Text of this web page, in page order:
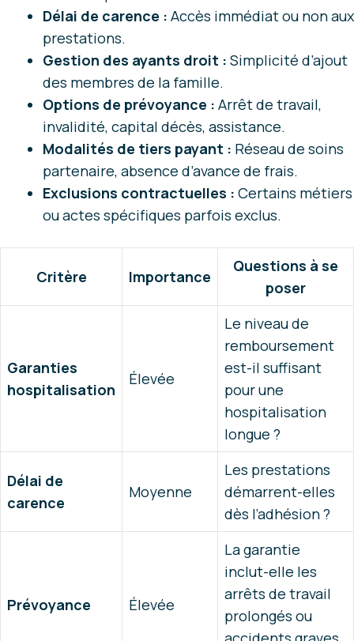
Délai de carence : Accès immédiat ou non aux
prestations.
Gestion des ayants droit : Simplicité d’ajout
des membres de la famille.
Options de prévoyance : Arrêt de travail,
invalidité, capital décès, assistance.
Modalités de tiers payant : Réseau de soins
partenaire, absence d’avance de frais.
Exclusions contractuelles : Certains métiers
ou actes spécifiques parfois exclus.
Critère Importance
Questions à se
poser
Garanties
hospitalisation
Élevée
Le niveau de
remboursement
est-il suffisant
pour une
hospitalisation
longue ?
Délai de
carence
Moyenne
Les prestations
démarrent-elles
dès l’adhésion ?
Prévoyance Élevée
La garantie
inclut-elle les
arrêts de travail
prolongés ou